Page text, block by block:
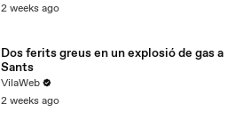
2 weeks ago
Dos ferits greus en un explosió de gas a
Sants
VilaWeb
2 weeks ago